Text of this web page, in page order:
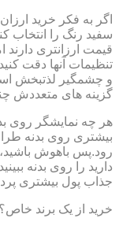
اگر به فکر خرید
قیمت ارزانتری دارند
تنظیمات آنها دقت
و چشمگیر لذتبخش
گزینه های متعددش
هر چه نمایشگر روی
بیشتری روی بدنه
رود.پس باهوش
دارید را روی بدنه
جذاب پول بیشتری
خرید از یک برند خاص؟